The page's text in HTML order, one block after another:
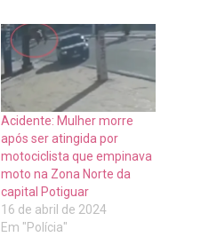
Acidente: Mulher morre
após ser atingida por
motociclista que empinava
moto na Zona Norte da
capital Potiguar
16 de abril de 2024
Em "Polícia"